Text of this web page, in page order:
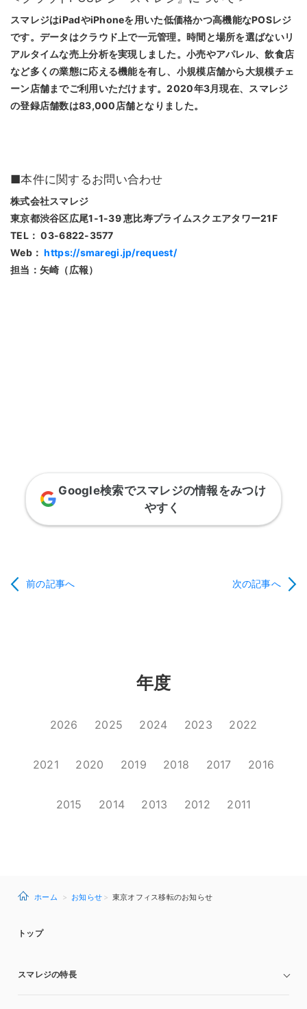
スマレジはiPadやiPhoneを用いた低価格かつ高機能なPOSレジ
です。データはクラウド上で一元管理。時間と場所を選ばないリ
アルタイムな売上分析を実現しました。小売やアパレル、飲食店
など多くの業態に応える機能を有し、小規模店舗から大規模チェ
ーン店舗までご利用いただけます。2020年3月現在、スマレジ
の登録店舗数は83,000店舗となりました。
■本件に関するお問い合わせ
株式会社スマレジ
東京都渋谷区広尾1-1-39 恵比寿プライムスクエアタワー21F
TEL： 03-6822-3577
Web：https://smaregi.jp/request/
担当：矢崎（広報）
Google検索でスマレジの情報をみつけ
やすく
前の記事へ 次の記事へ
年度
2026 2025 2024 2023 2022
2021 2020 2019 2018 2017 2016
2015 2014 2013 2012 2011
ホーム お知らせ 東京オフィス移転のお知らせ
トップ
スマレジの特長